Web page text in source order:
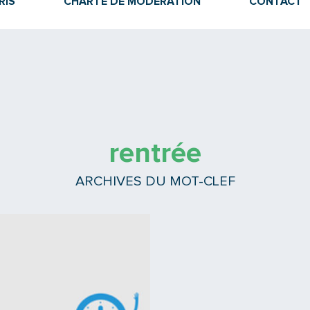
rentrée
ARCHIVES DU MOT-CLEF